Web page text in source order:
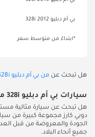
بي أم دبليو 328i 2012
*ابتداءً من متوسط سعر
هل تبحث عن من بي أم دبليو 328i جديدة للبيع في دبي
سيارات بي أم دبليو 328i مستعملة للبيع في دبي
الجودة والمعروضة من قبل
جميع أنحاء البلاد.